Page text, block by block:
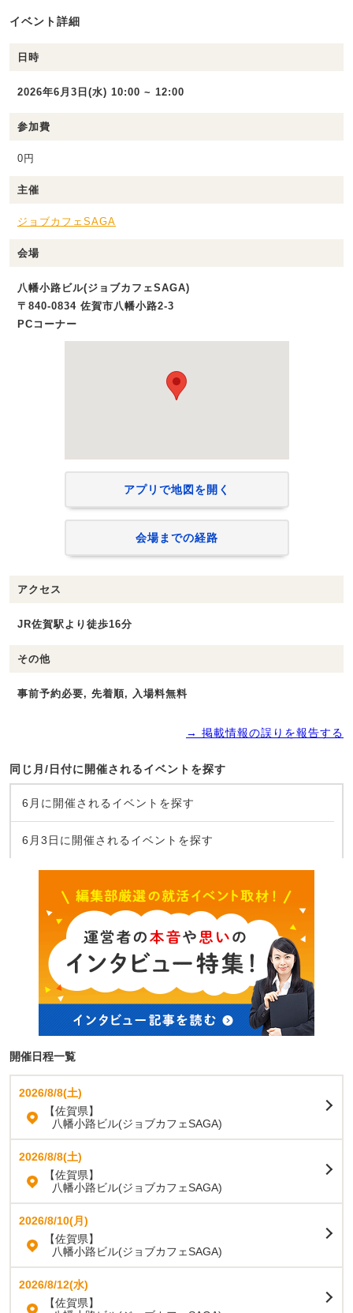
イベント詳細
日時
2026年6月3日(水) 10:00 ~ 12:00
参加費
0円
主催
ジョブカフェSAGA
会場
八幡小路ビル(ジョブカフェSAGA)
〒840-0834 佐賀市八幡小路2-3
PCコーナー
アプリで地図を開く
会場までの経路
アクセス
JR佐賀駅より徒歩16分
その他
事前予約必要, 先着順, 入場料無料
→ 掲載情報の誤りを報告する
同じ月/日付に開催されるイベントを探す
6月に開催されるイベントを探す
6月3日に開催されるイベントを探す
開催日程一覧
2026/8/8(土)
【佐賀県】
八幡小路ビル(ジョブカフェSAGA)
2026/8/8(土)
【佐賀県】
八幡小路ビル(ジョブカフェSAGA)
2026/8/10(月)
【佐賀県】
八幡小路ビル(ジョブカフェSAGA)
2026/8/12(水)
【佐賀県】